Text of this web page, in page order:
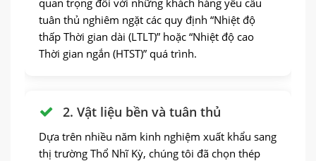
quan trọng đối với những khách hàng yêu cầu
tuân thủ nghiêm ngặt các quy định “Nhiệt độ
thấp Thời gian dài (LTLT)” hoặc “Nhiệt độ cao
Thời gian ngắn (HTST)” quá trình.
2. Vật liệu bền và tuân thủ
Dựa trên nhiều năm kinh nghiệm xuất khẩu sang
thị trường Thổ Nhĩ Kỳ, chúng tôi đã chọn thép